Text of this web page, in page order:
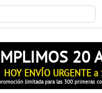
20
HOY ENVÍO URGENTE a
limitada para las 300 primeras